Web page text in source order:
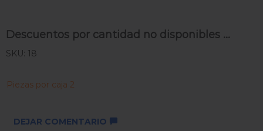
Descuentos por cantidad no disponibles ...
SKU: 18
Piezas por caja 2
DEJAR COMENTARIO